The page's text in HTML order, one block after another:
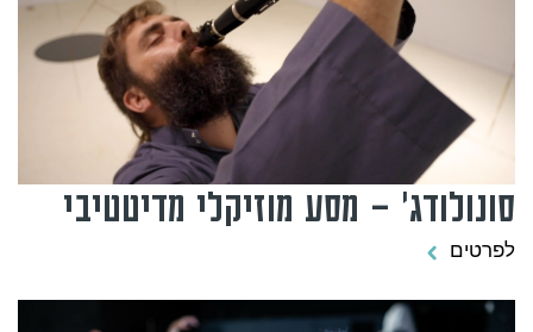
סונולודג' – מסע מוזיקלי מדיטטיבי
לפרטים